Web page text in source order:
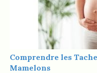
Comprendre les
Mamelons